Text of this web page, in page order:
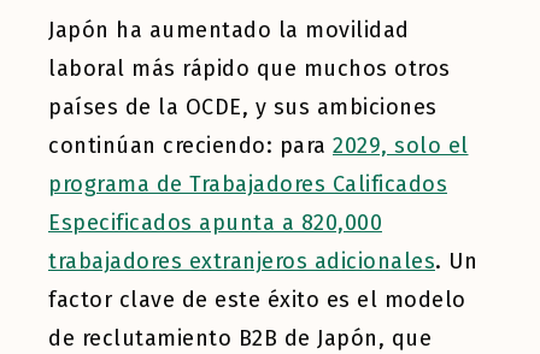
Japón ha aumentado la movilidad
laboral más rápido que muchos otros
países de la OCDE, y sus ambiciones
continúan creciendo: para 2029, solo el
programa de Trabajadores Calificados
Especificados apunta a 820,000
trabajadores extranjeros adicionales. Un
factor clave de este éxito es el modelo
de reclutamiento B2B de Japón, que